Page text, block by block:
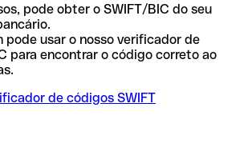
pode obter o SWIFT/BIC do seu
pode usar o nosso verificador de
para encontrar o código correto ao
de códigos SWIFT